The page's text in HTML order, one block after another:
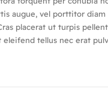
augue, vel porttitor
placerat ut turpis
eleifend tellus nec erat